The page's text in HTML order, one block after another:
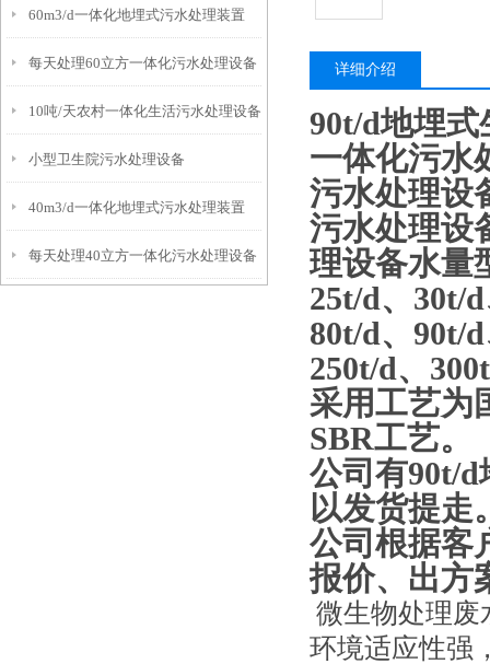
60m3/d一体化地埋式污水处理装置
每天处理60立方一体化污水处理设备
10吨/天农村一体化生活污水处理设备
小型卫生院污水处理设备
40m3/d一体化地埋式污水处理装置
每天处理40立方一体化污水处理设备
详细介绍
90t/d地埋
一体化污水
污水处理设
污水处理设
理设备水量
25t/d、30t/
80t/d、90t/
250t/d、
采用工艺为
SBR工艺。
公司有90t/d
以发货提走
公司根据客
报价、出方
微生物处理废
环境适应性强